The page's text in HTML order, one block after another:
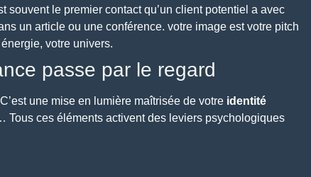
souvent le premier contact qu’un client potentiel a avec
un article ou une conférence. votre image est votre pitch
votre univers.
passe par le regard
une mise en lumière maîtrisée de votre identité
Tous ces éléments activent des leviers psychologiques